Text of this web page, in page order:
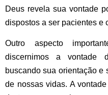
Deus revela sua vontade
dispostos a ser pacientes e
Outro aspecto
discernimos a vontade
buscando sua orientação e
de nossas vidas. A